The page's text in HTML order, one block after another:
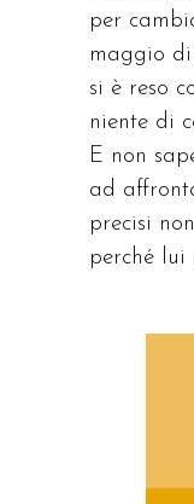
per
maggio
si è reso
niente di
E non
ad
precisi
perché lui